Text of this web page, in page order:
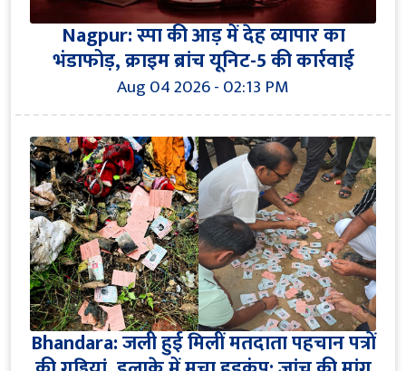
Nagpur: स्पा की आड़ में देह व्यापार का
भंडाफोड़, क्राइम ब्रांच यूनिट-5 की कार्रवाई
Aug 04 2026 - 02:13 PM
Bhandara: जली हुई मिलीं मतदाता पहचान पत्रों